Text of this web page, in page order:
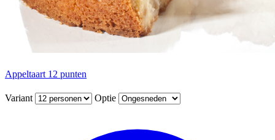
Appeltaart 12 punten
Variant Optie